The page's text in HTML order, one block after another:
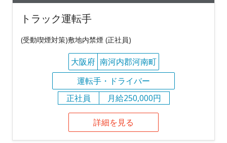
トラック運転手
(受動喫煙対策)敷地内禁煙 (正社員)
大阪府 南河内郡河南町
運転手・ドライバー
正社員
月給250,000円
詳細を見る